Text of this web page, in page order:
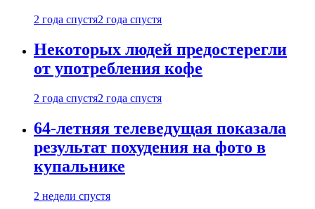
2 года спустя2 года спустя
Некоторых людей предостерегли
от употребления кофе
2 года спустя2 года спустя
64-летняя телеведущая показала
результат похудения на фото в
купальнике
2 недели спустя